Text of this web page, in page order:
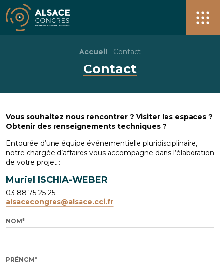
Alsace Congrès + de 40 salles pour vos événements à
Accueil | Contact
Contact
Vous souhaitez nous rencontrer ? Visiter les espaces ?
Obtenir des renseignements techniques ?
Entourée d’une équipe événementielle pluridisciplinaire,
notre chargée d’affaires vous accompagne dans l’élaboration
de votre projet :
Muriel ISCHIA-WEBER
03 88 75 25 25
alsacecongres@alsace.cci.fr
NOM*
PRÉNOM*